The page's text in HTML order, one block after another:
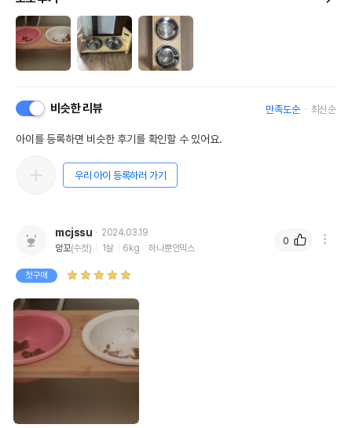
비슷한 리뷰 만족도순 최신순
아이를 등록하면 비슷한 후기를 확인할 수 있어요.
우리 아이 등록하러 가기
mcjssu
2024.03.19
앙꼬(수컷) 1살 6kg 하나뿐인믹스
첫구매
0